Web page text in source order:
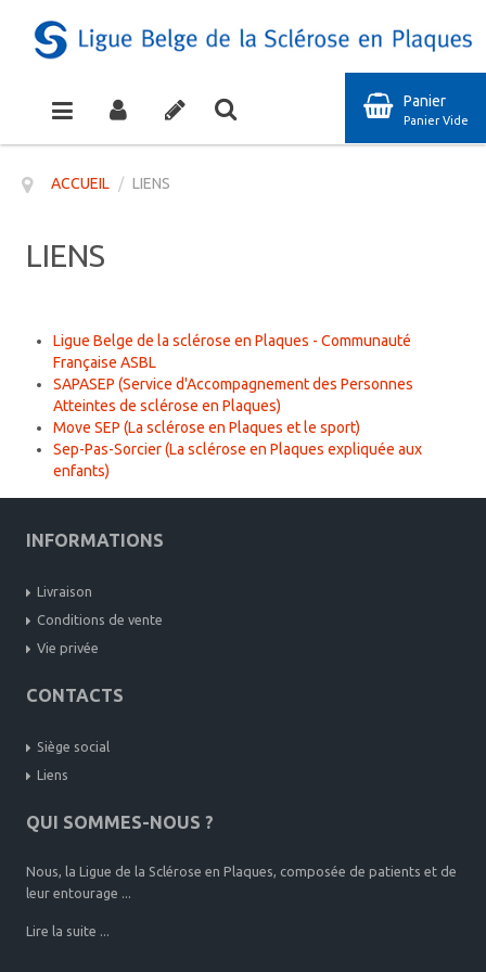
Panier
Panier Vide
ACCUEIL / LIENS
LIENS
Ligue Belge de la sclérose en Plaques - Communauté
Française ASBL
SAPASEP (Service d'Accompagnement des Personnes
Atteintes de sclérose en Plaques)
Move SEP (La sclérose en Plaques et le sport)
Sep-Pas-Sorcier (La sclérose en Plaques expliquée aux
enfants)
INFORMATIONS
Livraison
Conditions de vente
Vie privée
CONTACTS
Siège social
Liens
QUI SOMMES-NOUS ?
Nous, la Ligue de la Sclérose en Plaques, composée de patients et de
leur entourage ...
Lire la suite ...